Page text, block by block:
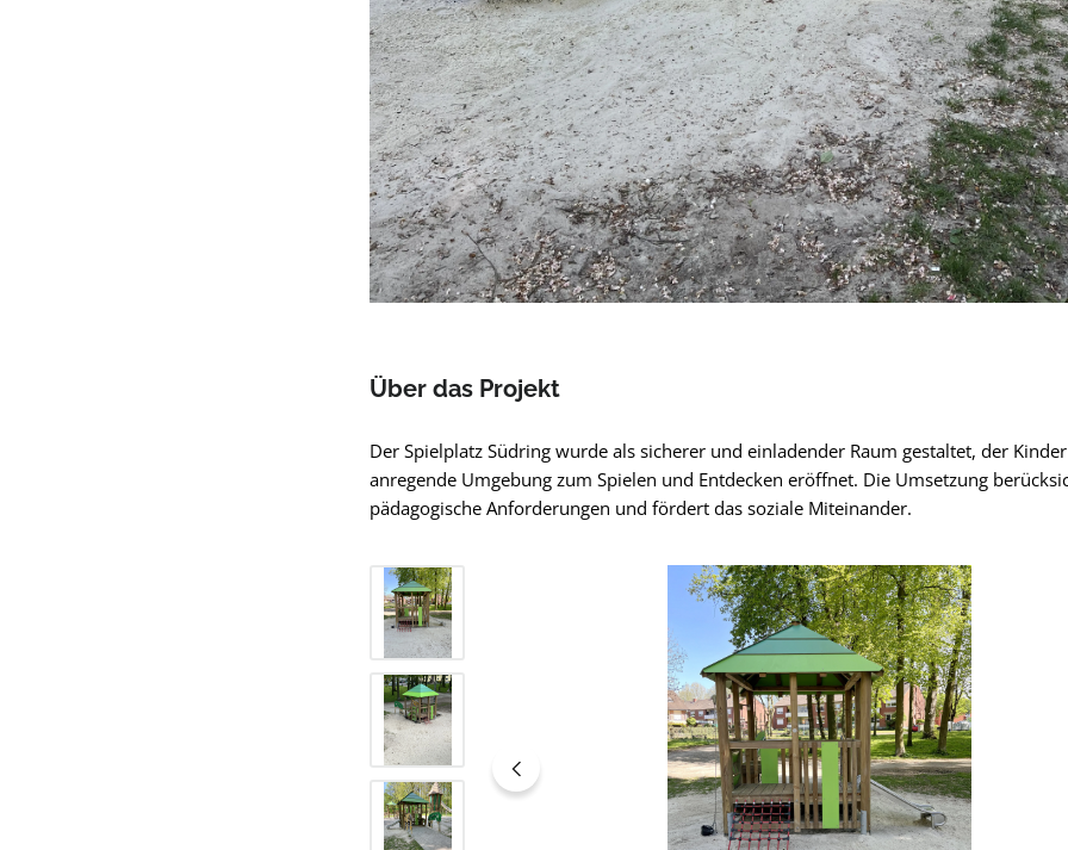
Über das Projekt
Der Spielplatz Südring wurde als sicherer und einladender Raum gestaltet, der
anregende Umgebung zum Spielen und Entdecken eröffnet. Die Umsetzung
pädagogische Anforderungen und fördert das soziale Miteinander.
Bildergalerie überspringen